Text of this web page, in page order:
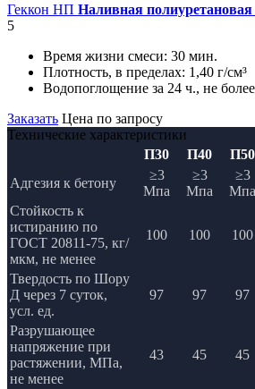
Геккон НП Наливная
5
Время жизни смеси: 30 мин.
Плотность, в пределах: 1,40 г/см³
Водопоглощение за 24 ч., не
Заказать Цена по запросу
Технические характеристики
П30
П40 П50
Адгезия к бетону
≥3
Мпа
≥3
Мпа
≥3
Мпа
Стойкость к
истиранию по
ГОСТ 20811-75, кг/
мкм, не менее
100 100 100
Твердость по Шору
Д через 7 суток,
усл. ед.
97 97 97
Разрушающее
напряжение при
растяжении, МПа,
не менее
43 45 45